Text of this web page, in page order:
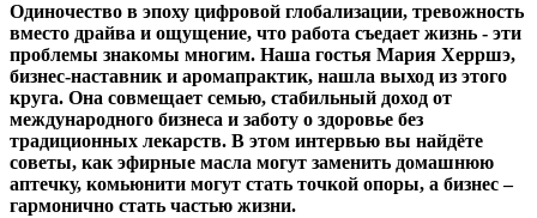
Одиночество в эпоху цифровой глобализации, тревожность
вместо драйва и ощущение, что работа съедает жизнь - эти
проблемы знакомы многим. Наша гостья Мария Херршэ,
бизнес‑наставник и аромапрактик, нашла выход из этого
круга. Она совмещает семью, стабильный доход от
международного бизнеса и заботу о здоровье без
традиционных лекарств. В этом интервью вы найдёте
советы, как эфирные масла могут заменить домашнюю
аптечку, комьюнити могут стать точкой опоры, а бизнес –
гармонично стать частью жизни.